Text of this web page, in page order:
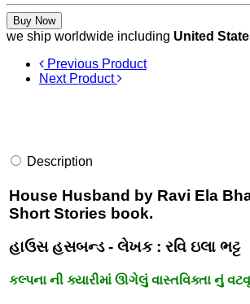
Buy Now
we ship worldwide including United
Previous Product
Next Product
Description
House Husband by Ravi Ela
Short Stories book.
હાઉસ હસબન્ડ - લેખક : રવિ ઇલા ભટ્ટ
કલ્પના ની ક્યારીમાં ઊગેલું વાસ્તવિક્તા નું